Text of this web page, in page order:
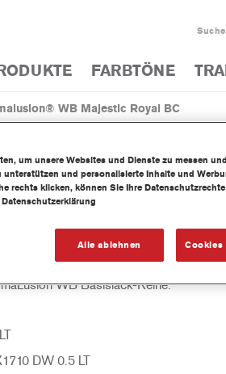
Suche
FARBTÖNE
WB Majestic Royal BC
WB Basislack-Reihe.
DW 0.5 LT
um unsere Websites und Dienste zu messen
und personalisierte Inhalte und
rechts klicken, können Sie Ihre
Alle ablehnen Cookies